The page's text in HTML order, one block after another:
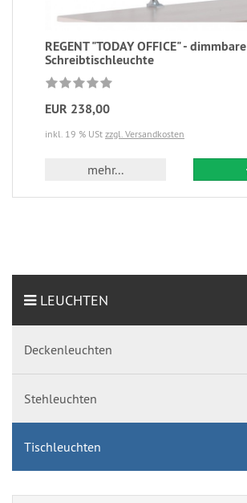
REGENT "TODAY OFFICE" - dimmbare
Schreibtischleuchte
EUR 238,00
inkl. 19 % USt zzgl. Versandkosten
mehr...
LEUCHTEN
Deckenleuchten
Stehleuchten
Tischleuchten